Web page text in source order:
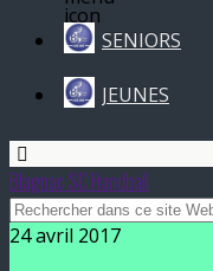
SENIORS
JEUNES
Blagnac SC Handball
24 avril 2017